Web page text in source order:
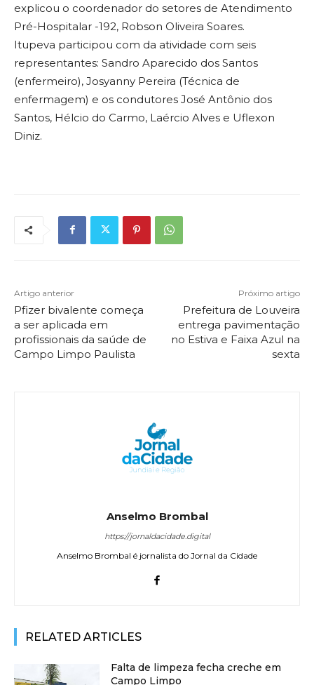
explicou o coordenador do setores de Atendimento
Pré-Hospitalar -192, Robson Oliveira Soares.
Itupeva participou com da atividade com seis
representantes: Sandro Aparecido dos Santos
(enfermeiro), Josyanny Pereira (Técnica de
enfermagem) e os condutores José Antônio dos
Santos, Hélcio do Carmo, Laércio Alves e Uflexon
Diniz.
Artigo anterior
Pfizer bivalente começa
a ser aplicada em
profissionais da saúde de
Campo Limpo Paulista
Próximo artigo
Prefeitura de Louveira
entrega pavimentação
no Estiva e Faixa Azul na
sexta
Anselmo Brombal
https://jornaldacidade.digital
Anselmo Brombal é jornalista do Jornal da Cidade
RELATED ARTICLES
Falta de limpeza fecha creche em
Campo Limpo